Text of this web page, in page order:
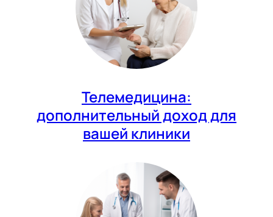
Телемедицина:
дополнительный доход для
вашей клиники